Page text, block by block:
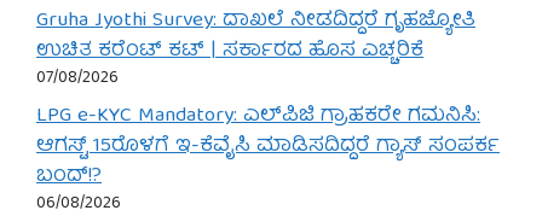
Gruha Jyothi Survey: ದಾಖಲೆ ನೀಡದಿದ್ದರೆ ಗೃಹಜ್ಯೋತಿ
ಉಚಿತ ಕರೆಂಟ್ ಕಟ್ | ಸರ್ಕಾರದ ಹೊಸ ಎಚ್ಚರಿಕೆ
07/08/2026
LPG e-KYC Mandatory: ಎಲ್‌ಪಿಜಿ ಗ್ರಾಹಕರೇ ಗಮನಿಸಿ:
ಆಗಸ್ಟ್ 15ರೊಳಗೆ ಇ-ಕೆವೈಸಿ ಮಾಡಿಸದಿದ್ದರೆ ಗ್ಯಾಸ್ ಸಂಪರ್ಕ
ಬಂದ್!?
06/08/2026